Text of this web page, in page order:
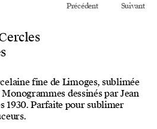
Précédent Suivant
fine de Limoges, sublimée
dessinés par Jean
1930. Parfaite pour sublimer